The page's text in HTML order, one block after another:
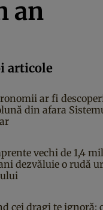
an
articole
ar fi
din afara
vechi de 1,4
dezvăluie o rudă
cei dragi te ignoră: